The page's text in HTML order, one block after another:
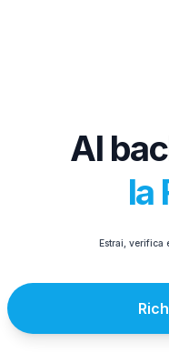
AI
la
Estrai, verifica